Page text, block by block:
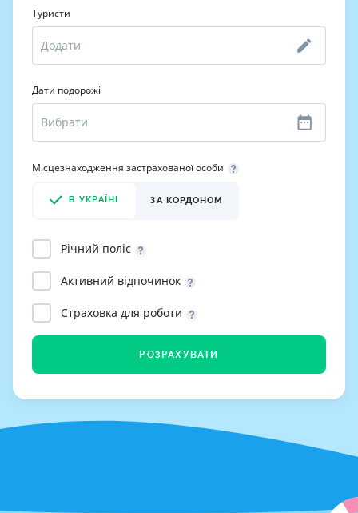
Туристи
Дати подорожі
Місцезнаходження застрахованої особи
В УКРАЇНІ ЗА КОРДОНОМ
Річний поліс
Активний відпочинок
Страховка для роботи
РОЗРАХУВАТИ